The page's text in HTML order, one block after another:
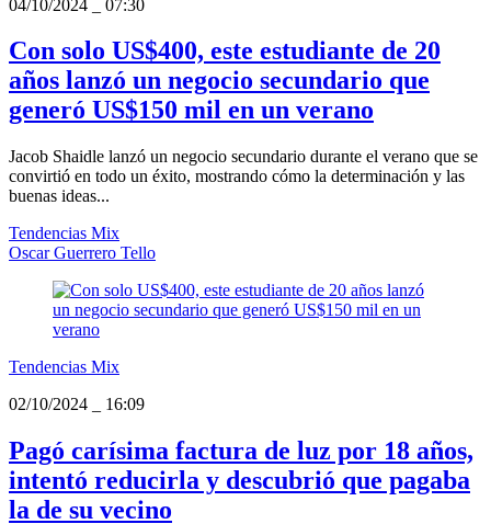
04/10/2024 07:30
Con solo US$400, este estudiante de 20
años lanzó un negocio secundario que
generó US$150 mil en un verano
Jacob Shaidle lanzó un negocio secundario durante el verano que se
convirtió en todo un éxito, mostrando cómo la determinación y las
buenas ideas...
Tendencias Mix
Oscar Guerrero Tello
Tendencias Mix
02/10/2024
16:09
Pagó carísima factura de luz por 18 años,
intentó reducirla y descubrió que pagaba
la de su vecino